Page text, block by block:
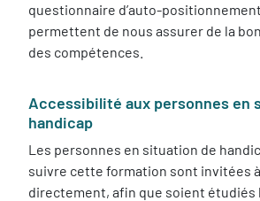
questionnaire d’auto-
permettent de nous assurer de la
des compétences.
Accessibilité aux personnes en
handicap
Les personnes en situation de
suivre cette formation sont invitées
directement, afin que soient étudiés